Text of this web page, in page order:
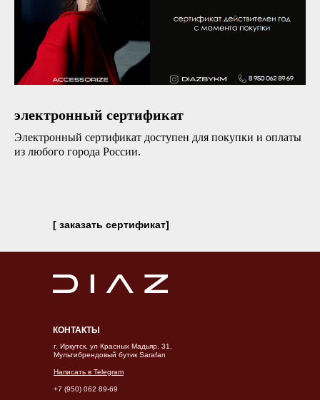
электронный сертификат
Электронный сертификат доступен для покупки и оплаты
из любого города России.
[ заказать сертификат]
КОНТАКТЫ
г. Иркутск, ул Красных Мадьяр, 31,
Мультибрендовый бутик Sarafan
Написать в Telegram
+7 (950) 062 89-69